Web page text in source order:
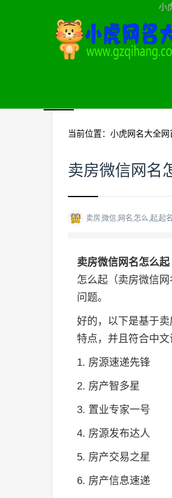
小
当前位置： 小虎网名大全网
卖房微信网名
卖房,微信,网名,怎么,起,起
卖房微信网名怎么
怎么起（卖房微信
问题。
好的，以下是基于
特点，并且符合中文
1. 房源速递先锋
2. 房产智多星
3. 置业专家一号
4. 房源发布达人
5. 房产交易之星
6. 房产信息速递